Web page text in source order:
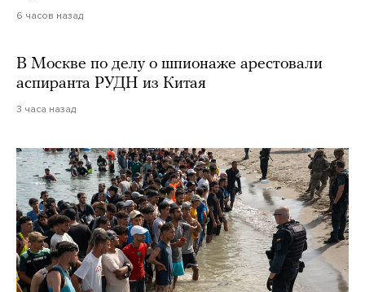
6 часов назад
В Москве по делу о шпионаже арестовали
аспиранта РУДН из Китая
3 часа назад